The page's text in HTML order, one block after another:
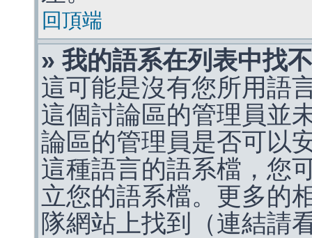
回頂端
» 我的語系在列表中找
這可能是沒有您所用語
這個討論區的管理員並
論區的管理員是否可以
這種語言的語系檔，您
立您的語系檔。更多的
隊網站上找到（連結請